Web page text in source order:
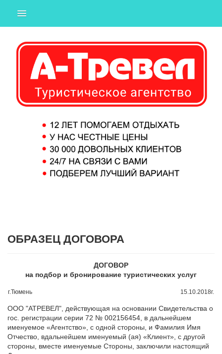
ИЗ ТЮМЕНИ
ИЗ ЕКАТЕРИНБУРГА
ИЗ МОСКВЫ
ПОДБОР ТУРА
О КОМПАНИИ
ОБРАЗЕЦ ДОГОВОРА
ДОГОВОР
на подбор и бронирование туристических услуг
г.Тюмень 15.10.2018г.
ООО "АТРЕВЕЛ", действующая на основании Свидетельства о
гос. регистрации серии 72 № 002156454, в дальнейшем
именуемое «Агентство», с одной стороны, и Фамилия Имя
Отчество, вдальнейшем именуемый (ая) «Клиент», с другой
стороны, вместе именуемые Стороны, заключили настоящий